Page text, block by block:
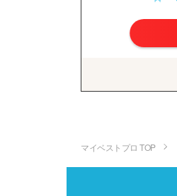
マイベストプロ TOP